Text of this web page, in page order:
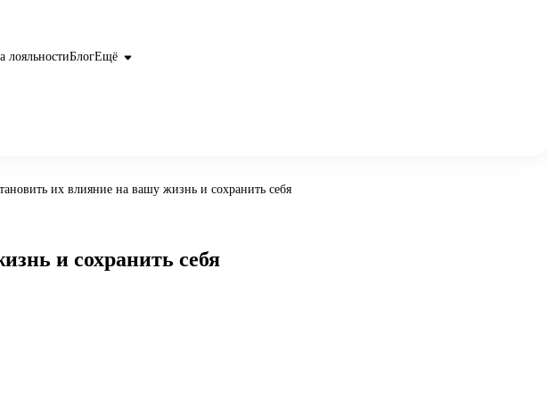
лояльностиБлогЕщё
их влияние на вашу жизнь и сохранить себя
и сохранить себя